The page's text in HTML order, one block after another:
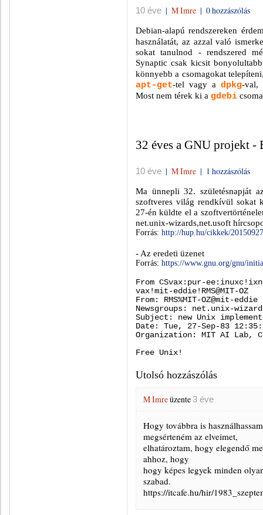
10 éve | M Imre | 0 hozzászólás
Debian-alapú rendszereken
használatát, az azzal való
sokat tanulnod - rendszered
Synaptic csak kicsit
könnyebb a csomagokat
apt-get-tel vagy adpkg-val,
Most nem térek ki a gdebi
32 éves a GNU projekt -
10 éve | M Imre | 1 hozzászólás
Ma ünnepli 32. születésnapját
szoftveres világ rendkívül sokat
27-én küldte el a
net.unix-wizards,net.usoft
Forrás: http://hup.hu/cikkek/
- Az eredeti üzenet
Forrás: https://www.gnu.org/gnu/
From CSvax:pur-
vax!mit-eddie!RMS@MIT-OZ
From: RMS%MIT-OZ@mit-eddie
Newsgroups: net.unix-
Subject: new Unix
Date: Tue, 27-Sep-83
Organization: MIT AI Lab,
Free Unix!
Utolsó hozzászólás
M Imreüzente3 éve
Hogy továbbra is
megsérteném az elveimet,
elhatároztam, hogy elegendő
ahhoz, hogy
hogy képes legyek minden
szabad.
https://itcafe.hu/hir/